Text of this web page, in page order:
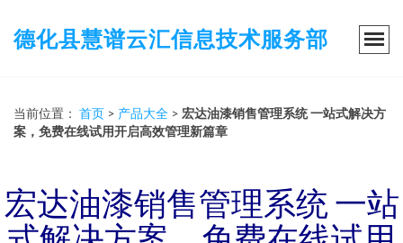
德化县慧谱云汇信息技术服务部
当前位置： 首页 > 产品大全 > 宏达油漆销售管理系统 一站式解决方
案，免费在线试用开启高效管理新篇章
宏达油漆销售管理系统 一站